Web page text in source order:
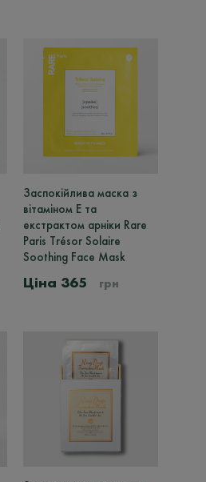
Заспокійлива маска з
вітаміном Е та
екстрактом арніки Rare
Paris Trésor Solaire
Soothing Face Mask
365 грн